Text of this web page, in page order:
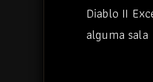
Diablo II
alguma sala